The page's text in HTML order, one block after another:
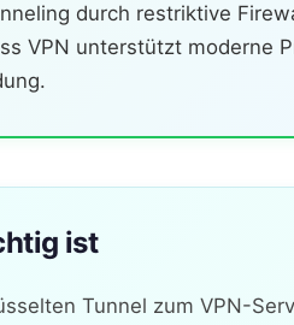
durch restriktive
VPN unterstützt moderne
ist
Tunnel zum VPN-